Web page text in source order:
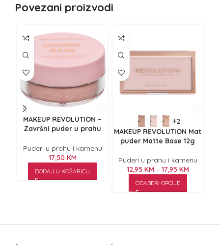
Povezani proizvodi
MAKEUP REVOLUTION –
Završni puder u prahu
Powder 3.2g
Puderi u prahu i kamenu
17,50 KM
DODAJ U KOŠARICU
+2
MAKEUP REVOLUTION Mat
puder Matte Base 12g
Puderi u prahu i kamenu
12,95 KM– 17,95 KM
ODABERI OPCIJE